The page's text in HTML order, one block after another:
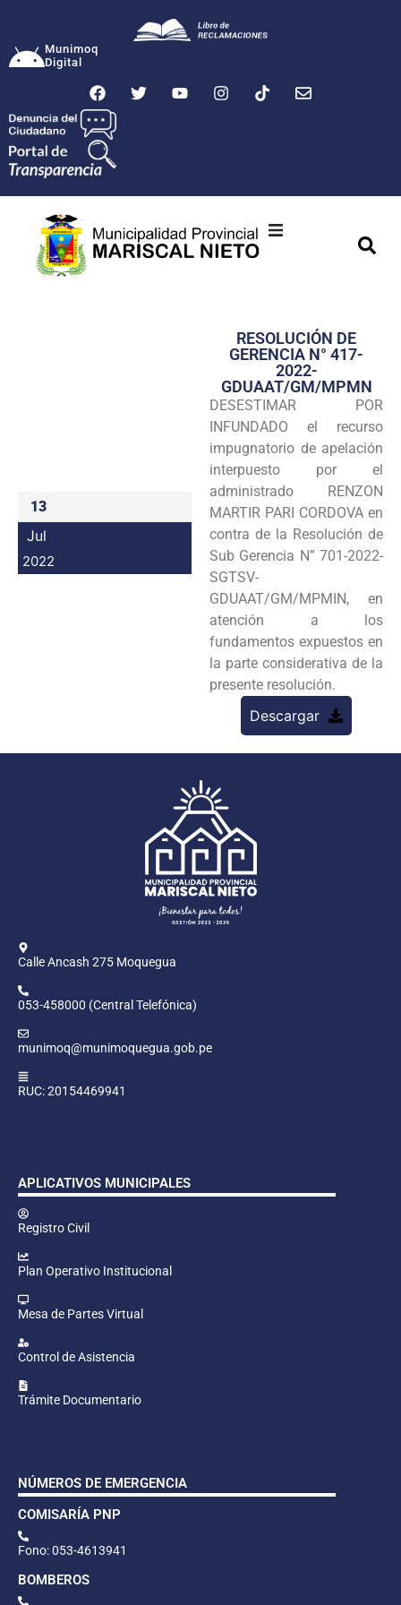
Munimoq
Digital
Transparencia
Seguridad
Programas
Intranet
13
Jul
2022
RESOLUCIÓN DE
GERENCIA N° 417-
2022-
GDUAAT/GM/MPMN
DESESTIMAR POR
INFUNDADO el recurso
impugnatorio de apelación
interpuesto por el
administrado RENZON
MARTIR PARI CORDOVA en
contra de la Resolución de
Sub Gerencia N” 701-2022-
SGTSV-
GDUAAT/GM/MPMIN, en
atención a los
fundamentos expuestos en
la parte considerativa de la
presente resolución.
Descargar
Calle Ancash 275 Moquegua
053-458000 (Central Telefónica)
munimoq@munimoquegua.gob.pe
RUC: 20154469941
APLICATIVOS MUNICIPALES
Registro Civil
Plan Operativo Institucional
Mesa de Partes Virtual
Control de Asistencia
Trámite Documentario
NÚMEROS DE EMERGENCIA
COMISARÍA PNP
Fono: 053-4613941
BOMBEROS